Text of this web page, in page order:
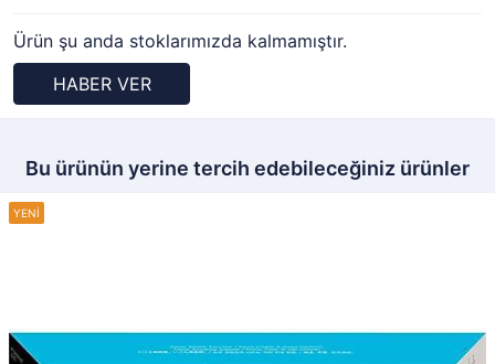
Ürün şu anda stoklarımızda kalmamıştır.
HABER VER
Bu ürünün yerine tercih edebileceğiniz ürünler